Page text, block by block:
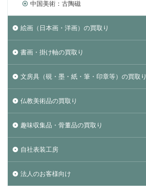
中国美術：古陶磁
絵画（日本画・洋画）の買取り
書画・掛け軸の買取り
文房具（硯・墨・紙・筆・印章等）の買取り
仏教美術品の買取り
趣味収集品・骨董品の買取り
自社表装工房
法人のお客様向け